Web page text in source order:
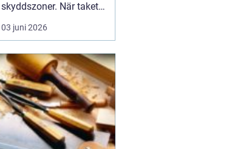
skyddszoner. När taket
börjar bli slitet handlar
frågan sällan bara om
trygghet, fuktsäkerhet
och ekonomi på lång
sikt. I
Jönköpingsområdet
varierar klimatet kraftigt
med snö, slagregn,
03 juni 2026